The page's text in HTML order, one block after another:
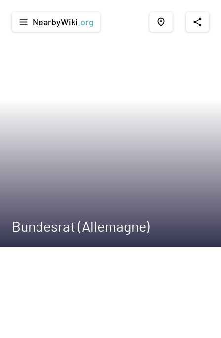
menu NearbyWiki .org place share
Bundesrat (Allemagne)